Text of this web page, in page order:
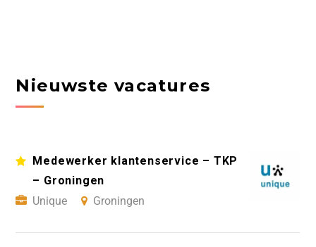
Nieuwste vacatures
Medewerker klantenservice – TKP
– Groningen
Unique
Groningen